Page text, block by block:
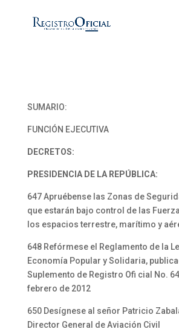
SUMARIO:
FUNCIÓN EJECUTIVA
DECRETOS:
PRESIDENCIA DE LA REPÚBLICA:
647 Apruébense las Zonas de
que estarán bajo control de las
los espacios terrestre, marítimo y
648 Refórmese el Reglamento de la
Economía Popular y Solidaria,
Suplemento de Registro Ofi cial No.
febrero de 2012
650 Desígnese al señor Patricio
Director General de Aviación Civil